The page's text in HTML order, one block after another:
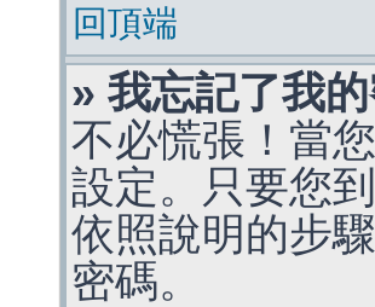
回頂端
» 我忘記了我的
不必慌張！當
設定。只要您
依照說明的步
密碼。